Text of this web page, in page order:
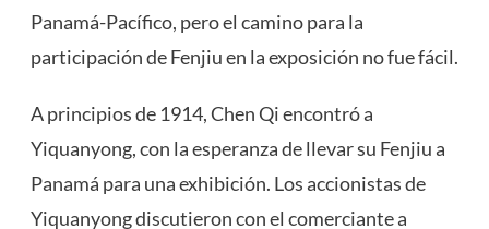
Panamá-Pacífico, pero el camino para la
participación de Fenjiu en la exposición no fue fácil.
A principios de 1914, Chen Qi encontró a
Yiquanyong, con la esperanza de llevar su Fenjiu a
Panamá para una exhibición. Los accionistas de
Yiquanyong discutieron con el comerciante a